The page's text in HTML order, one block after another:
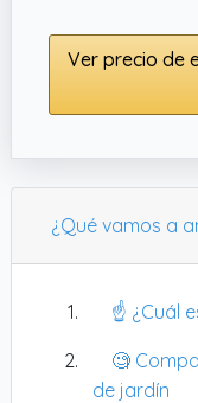
Ver precio de
¿Qué vamos a
☝️ ¿Cuál
🧐
de jardín